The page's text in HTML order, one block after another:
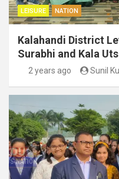
LEISURE NATION
Kalahandi District
Surabhi and Kala
2 years ago Sunil